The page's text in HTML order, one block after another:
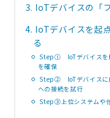
3. IoTデバイスの「
4. IoTデバイスを起
る
Step① IoTデバイスを
を確保
Step② IoTデバイスに
への接続を試行
Step③上位システムや